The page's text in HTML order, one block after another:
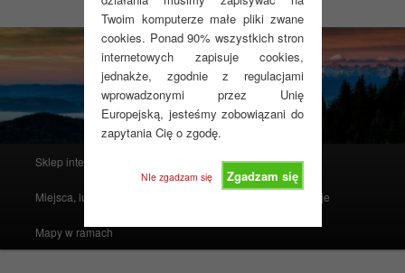
Twoim komputerze małe pliki zwane
cookies. Ponad 90% wszystkich stron
internetowych zapisuje cookies,
jednakże, zgodnie z regulacjami
wprowadzonymi przez Unię
Europejską, jesteśmy zobowiązani do
zapytania Cię o zgodę.
Zgadzam się
NIe zgadzam się
Sklep internetowy Produkty polecane
Miejsca, ludzie, mapy i atlasy Instrukcje
Mapy w ramach